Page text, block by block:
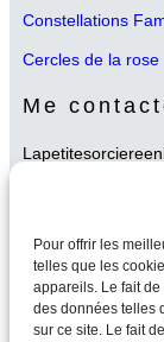
Pour offrir les
telles que les
appareils. Le fait
des données telles
sur ce site. Le fait
Constellations
Cercles de la rose
Me
Neswletter
Me suivre sur
InstagramWhatsApp